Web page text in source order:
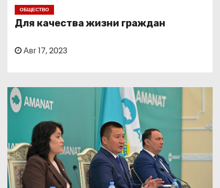
ОБЩЕСТВО
Для качества жизни граждан
Авг 17, 2023